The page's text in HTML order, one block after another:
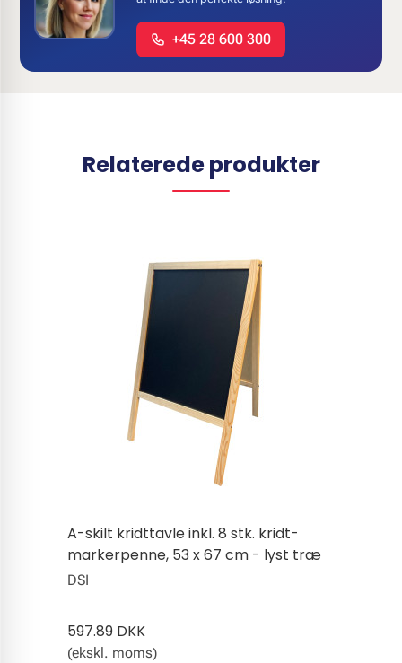
+45 28 600 300
Relaterede produkter
A-skilt kridttavle inkl. 8 stk. kridt-
markerpenne, 53 x 67 cm - lyst træ
DSI
597.89 DKK
(ekskl. moms)